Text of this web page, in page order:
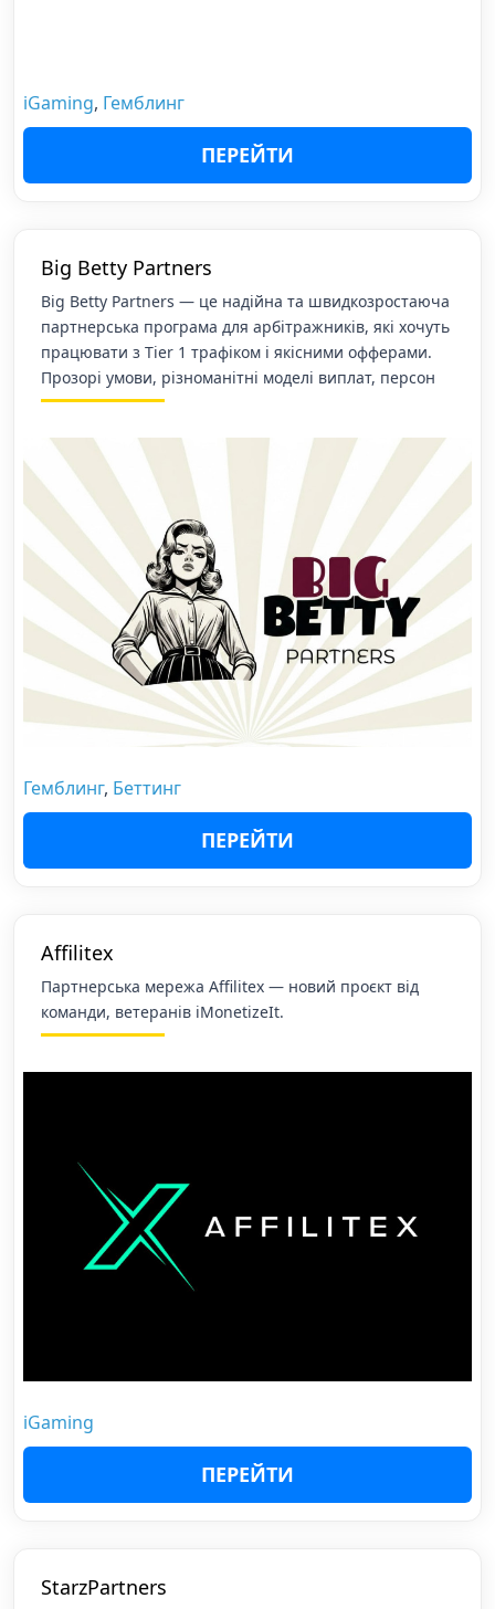
iGaming, Гемблинг
ПЕРЕЙТИ
Big Betty Partners
Big Betty Partners — це надійна та швидкозростаюча
партнерська програма для арбітражників, які хочуть
працювати з Tier 1 трафіком і якісними офферами.
Прозорі умови, різноманітні моделі виплат, персон
Гемблинг, Беттинг
ПЕРЕЙТИ
Affilitex
Партнерська мережа Affilitex — новий проєкт від
команди, ветеранів iMonetizeIt.
iGaming
ПЕРЕЙТИ
StarzPartners